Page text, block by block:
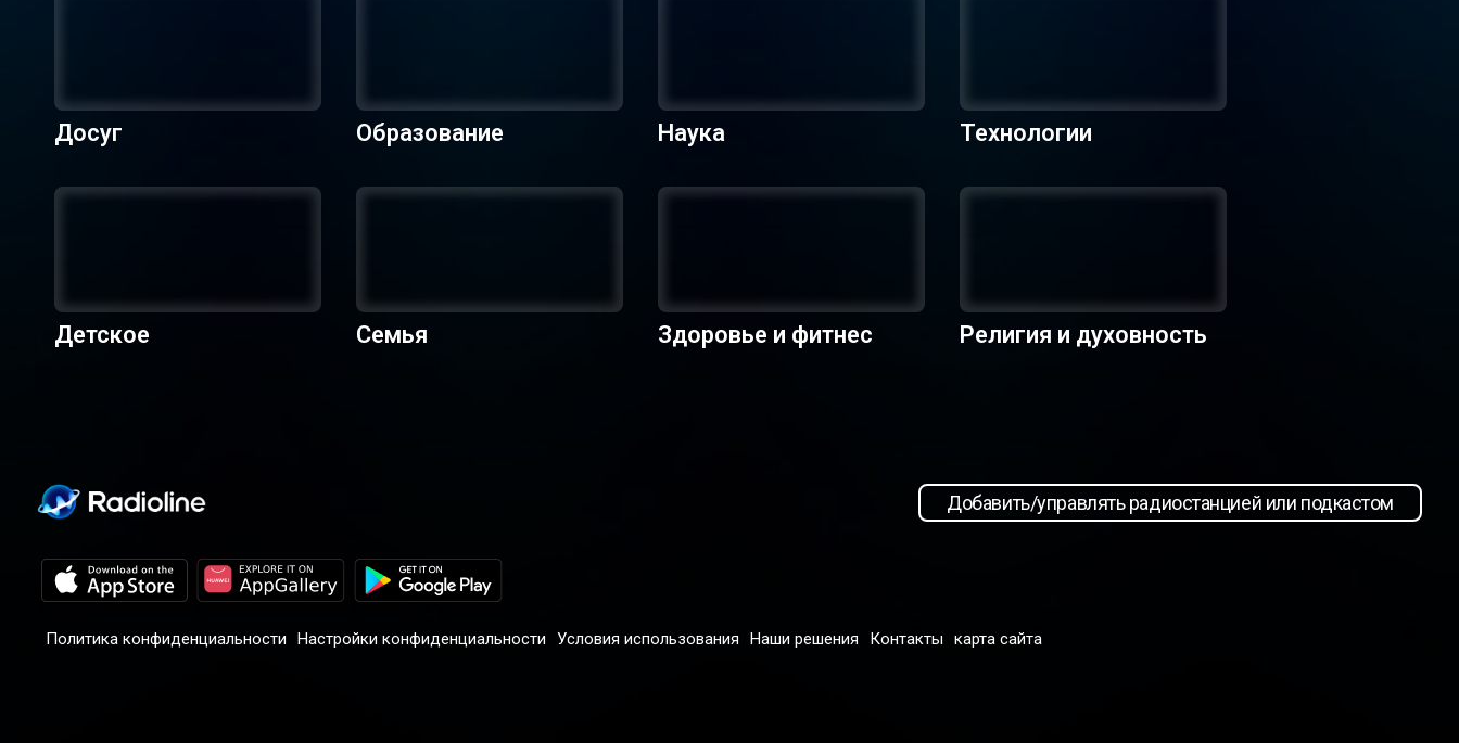
Досуг Образование Наука Технологии
Детское Семья Здоровье и фитнес Религия и духовность
Добавить/управлять радиостанцией или подкастом
Политика конфиденциальности Настройки конфиденциальности Условия использования Наши решения Контакты карта сайта